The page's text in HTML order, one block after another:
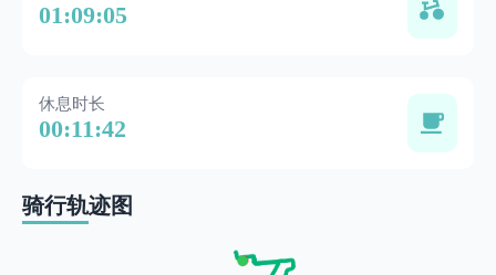
01:09:05
休息时长
00:11:42
骑行轨迹图